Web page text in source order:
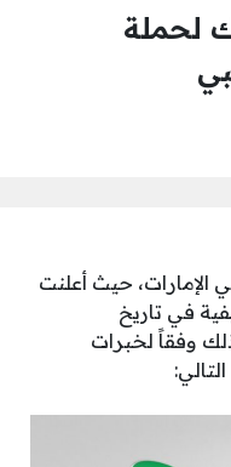
لحملة
الإمارات، حيث أعلنت
في تاريخ
وذلك وفقاً لخبرات